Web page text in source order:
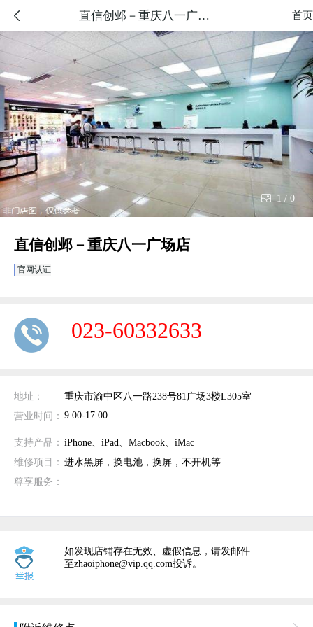
 首页
直信创邺－重庆八一广场店
 1 / 0
直信创邺－重庆八一广场店
官网认证
023-60332633
地址：
重庆市渝中区八一路238号81广场3楼L305室
营业时间： 9:00-17:00
支持产品： iPhone、iPad、Macbook、iMac
维修项目： 进水黑屏，换电池，换屏，不开机等
尊享服务：
如发现店铺存在无效、虚假信息，请发邮件
至zhaoiphone@vip.qq.com投诉。